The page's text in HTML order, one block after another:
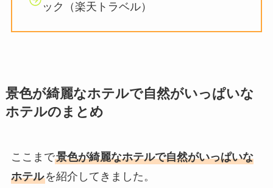
ック（楽天トラベル）
景色が綺麗なホテルで自然がいっぱいな
ホテルのまとめ
ここまで景色が綺麗なホテルで自然がいっぱいな
ホテルを紹介してきました。